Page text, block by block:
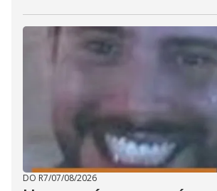
DO R7/07/08/2026